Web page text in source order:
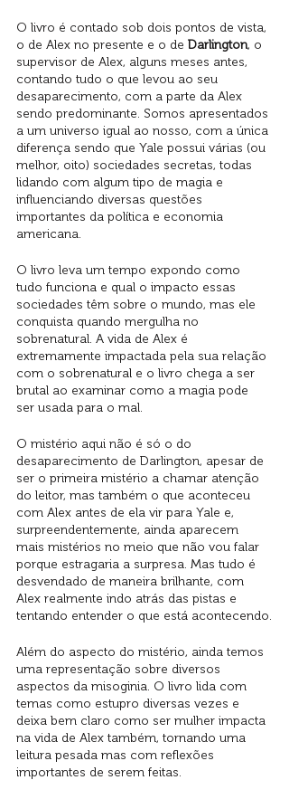
O livro é contado sob dois pontos de vista,
o de Alex no presente e o de Darlington, o
supervisor de Alex, alguns meses antes,
contando tudo o que levou ao seu
desaparecimento, com a parte da Alex
sendo predominante. Somos apresentados
a um universo igual ao nosso, com a única
diferença sendo que Yale possui várias (ou
melhor, oito) sociedades secretas, todas
lidando com algum tipo de magia e
influenciando diversas questões
importantes da política e economia
americana.
O livro leva um tempo expondo como
tudo funciona e qual o impacto essas
sociedades têm sobre o mundo, mas ele
conquista quando mergulha no
sobrenatural. A vida de Alex é
extremamente impactada pela sua relação
com o sobrenatural e o livro chega a ser
brutal ao examinar como a magia pode
ser usada para o mal.
O mistério aqui não é só o do
desaparecimento de Darlington, apesar de
ser o primeira mistério a chamar atenção
do leitor, mas também o que aconteceu
com Alex antes de ela vir para Yale e,
surpreendentemente, ainda aparecem
mais mistérios no meio que não vou falar
porque estragaria a surpresa. Mas tudo é
desvendado de maneira brilhante, com
Alex realmente indo atrás das pistas e
tentando entender o que está acontecendo.
Além do aspecto do mistério, ainda temos
uma representação sobre diversos
aspectos da misoginia. O livro lida com
temas como estupro diversas vezes e
deixa bem claro como ser mulher impacta
na vida de Alex também, tornando uma
leitura pesada mas com reflexões
importantes de serem feitas.